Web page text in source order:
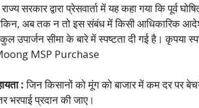
राज्य सरकार द्वारा प्रेसवार्ता में यह कहा गया कि
अब तक न तो इस संबंध में किसी आधिकारिक
उपार्जन सीमा के बारे में स्पष्टता दी गई है। कृपया
MSP Purchase
:जिन किसानों को मूंग को बाजार में कम दर पर
भरपाई प्रदान की जाए।